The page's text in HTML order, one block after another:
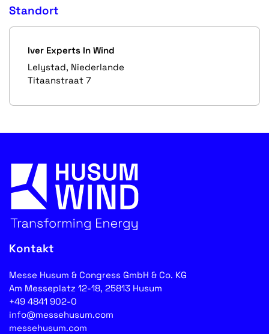
Standort
Iver Experts In Wind
Lelystad, Niederlande
Titaanstraat 7
Kontakt
Messe Husum & Congress GmbH & Co. KG
Am Messeplatz 12-18, 25813 Husum
+49 4841 902-0
info@messehusum.com
messehusum.com